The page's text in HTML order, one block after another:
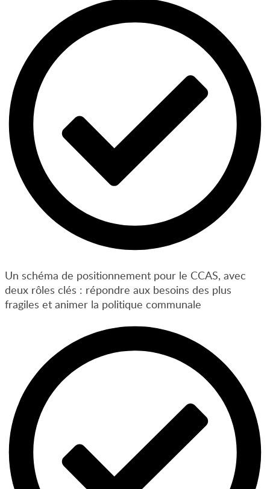
Un schéma de positionnement pour le CCAS, avec
deux rôles clés : répondre aux besoins des plus
fragiles et animer la politique communale